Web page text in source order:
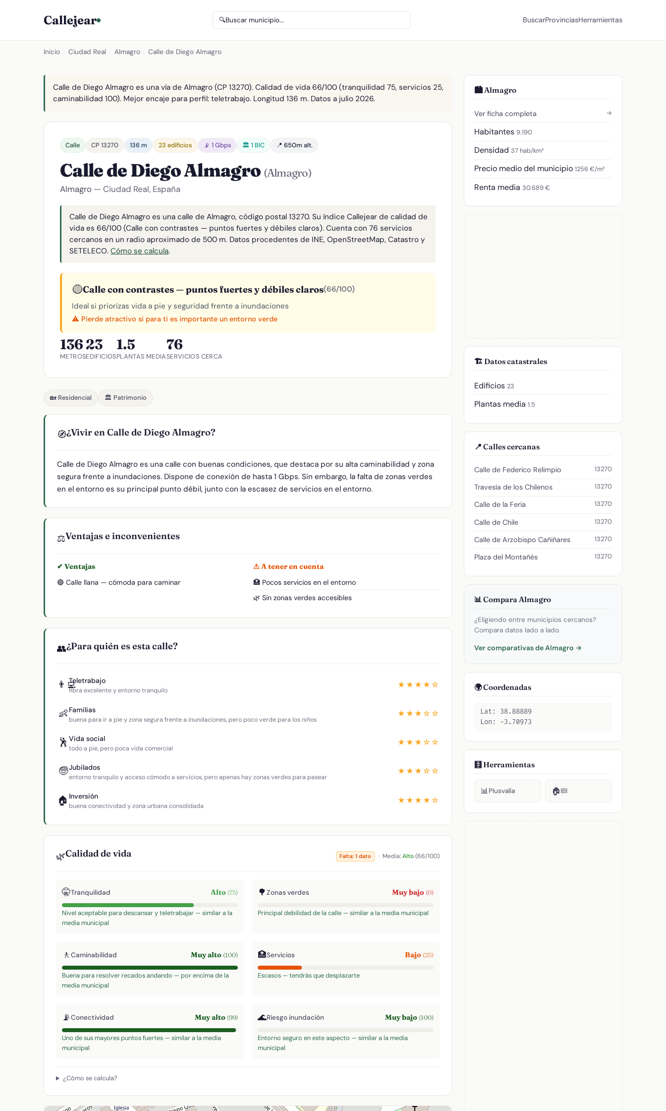
Callejear 🔍Buscar municipio... BuscarProvinciasHerramientas
Inicio Ciudad Real Almagro Calle de Diego Almagro
Calle de Diego Almagro es una vía de Almagro (CP 13270). Calidad de vida 66/100 (tranquilidad 75, servicios 25,
caminabilidad 100). Mejor encaje para perfil: teletrabajo. Longitud 136 m. Datos a julio 2026.
Calle CP 13270 136 m 23 edificios 📡 1 Gbps 🏛️ 1 BIC 📍 650m alt.
Calle de Diego Almagro (Almagro)
Almagro — Ciudad Real, España
Calle de Diego Almagro es una calle de Almagro, código postal 13270. Su índice Callejear de calidad de
vida es 66/100 (Calle con contrastes — puntos fuertes y débiles claros). Cuenta con 76 servicios
cercanos en un radio aproximado de 500 m. Datos procedentes de INE, OpenStreetMap, Catastro y
SETELECO. Cómo se calcula.
🟡Calle con contrastes — puntos fuertes y débiles claros(66/100)
Ideal si priorizas vida a pie y seguridad frente a inundaciones
⚠️ Pierde atractivo si para ti es importante un entorno verde
136
METROS
23
EDIFICIOS
1.5
PLANTAS MEDIA
76
SERVICIOS CERCA
🏡 Residencial 🏛️ Patrimonio
🧭¿Vivir en Calle de Diego Almagro?
Calle de Diego Almagro es una calle con buenas condiciones, que destaca por su alta caminabilidad y zona
segura frente a inundaciones. Dispone de conexión de hasta 1 Gbps. Sin embargo, la falta de zonas verdes
en el entorno es su principal punto débil, junto con la escasez de servicios en el entorno.
⚖️Ventajas e inconvenientes
✔ Ventajas
🟢 Calle llana — cómoda para caminar
⚠ A tener en cuenta
🏥 Pocos servicios en el entorno
🌿 Sin zonas verdes accesibles
👥¿Para quién es esta calle?
👨‍💻Teletrabajo
fibra excelente y entorno tranquilo
★★★★☆
👶 Familias
buena para ir a pie y zona segura frente a inundaciones, pero poco verde para los niños
★★★☆☆
🕺 Vida social
todo a pie, pero poca vida comercial
★★★☆☆
🧓Jubilados
entorno tranquilo y acceso cómodo a servicios, pero apenas hay zonas verdes para pasear
★★★☆☆
🏠 Inversión
buena conectividad y zona urbana consolidada
★★★★☆
🌿Calidad de vida Falta: 1 dato · Media:Alto(66/100)
🤫Tranquilidad Alto (75)
Nivel aceptable para descansar y teletrabajar — similar a la
media municipal
🌳Zonas verdes Muy bajo (0)
Principal debilidad de la calle — similar a la media municipal
🚶 Caminabilidad Muy alto (100)
Buena para resolver recados andando — por encima de la
media municipal
🏥Servicios Bajo (25)
Escasos — tendrás que desplazarte
📡Conectividad Muy alto (99)
Uno de sus mayores puntos fuertes — similar a la media
municipal
🌊Riesgo inundación Muy bajo (100)
Entorno seguro en este aspecto — similar a la media
municipal
¿Cómo se calcula?
🏙️ Almagro
Ver ficha completa →
Habitantes 9.190
Densidad 37 hab/km²
Precio medio del municipio 1256 €/m²
Renta media 30.689 €
🏗️ Datos catastrales
Edificios 23
Plantas media 1.5
📍 Calles cercanas
Calle de Federico Relimpio 13270
Travesía de los Chilenos 13270
Calle de la Feria 13270
Calle de Chile 13270
Calle de Arzobispo Cañiñares 13270
Plaza del Montañés 13270
📊 Compara Almagro
¿Eligiendo entre municipios cercanos?
Compara datos lado a lado.
Ver comparativas de Almagro →
🌍 Coordenadas
Lat: 38.88889
Lon: -3.70973
🧮 Herramientas
📊Plusvalía 🏠IBI